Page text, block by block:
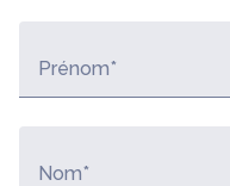
Prénom*
Nom*